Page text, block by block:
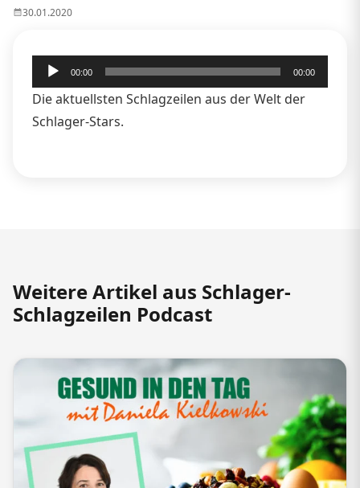
30.01.2020
Audio-
Player
00:00 00:00
Die aktuellsten Schlagzeilen aus der Welt der
Schlager-Stars.
Weitere Artikel aus Schlager-
Schlagzeilen Podcast